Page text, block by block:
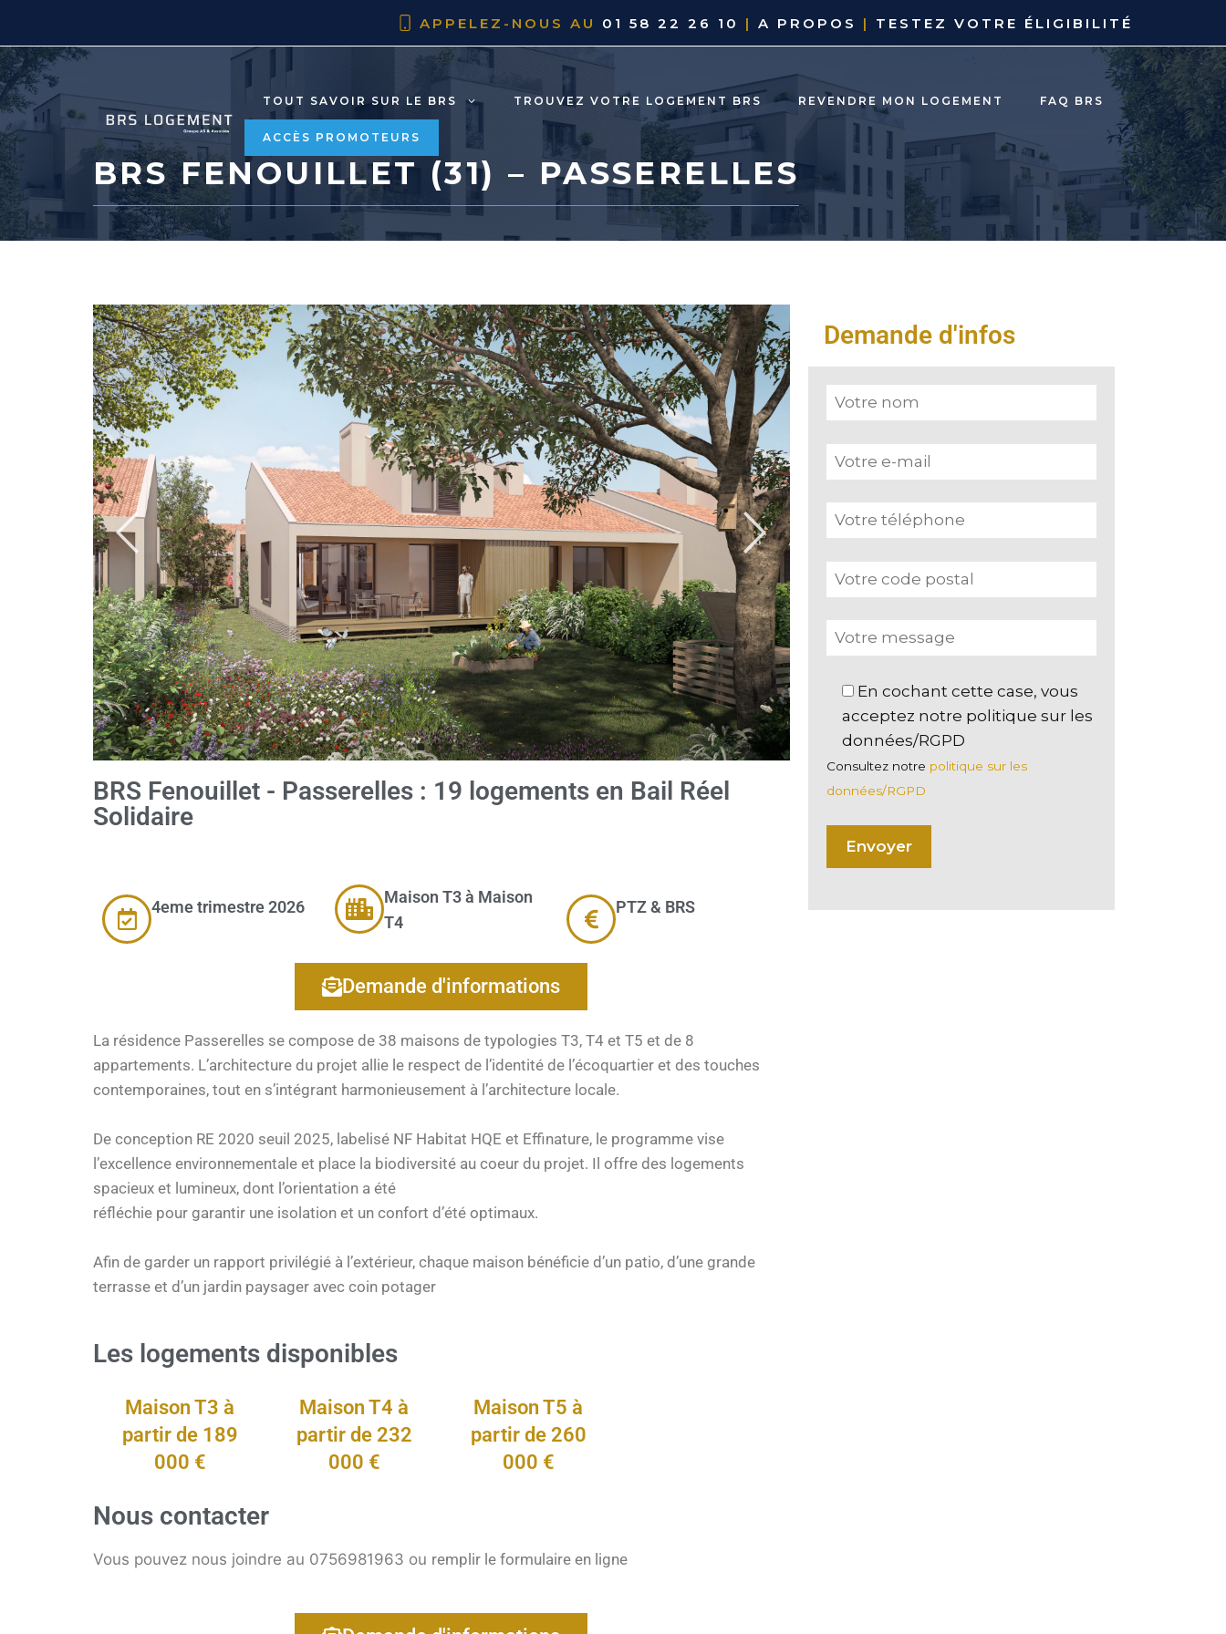
APPELEZ-NOUS AU 01 58 22 26 10 | A PROPOS | TESTEZ VOTRE ÉLIGIBILITÉ
TOUT SAVOIR SUR LE BRS TROUVEZ VOTRE LOGEMENT BRS REVENDRE MON LOGEMENT FAQ BRS
ACCÈS PROMOTEURS
BRS FENOUILLET (31) – PASSERELLES
BRS Fenouillet - Passerelles : 19 logements en Bail Réel
Solidaire
4eme trimestre 2026
Maison T3 à Maison
T4
PTZ & BRS
Demande d'informations
La résidence Passerelles se compose de 38 maisons de typologies T3, T4 et T5 et de 8
appartements. L’architecture du projet allie le respect de l’identité de l’écoquartier et des touches
contemporaines, tout en s’intégrant harmonieusement à l’architecture locale.
De conception RE 2020 seuil 2025, labelisé NF Habitat HQE et Effinature, le programme vise
l’excellence environnementale et place la biodiversité au coeur du projet. Il offre des logements
spacieux et lumineux, dont l’orientation a été
réfléchie pour garantir une isolation et un confort d’été optimaux.
Afin de garder un rapport privilégié à l’extérieur, chaque maison bénéficie d’un patio, d’une grande
terrasse et d’un jardin paysager avec coin potager
Les logements disponibles
Maison T3 à
partir de 189
000 €
Maison T4 à
partir de 232
000 €
Maison T5 à
partir de 260
000 €
Nous contacter
Vous pouvez nous joindre au 0756981963 ou remplir le formulaire en ligne
Demande d'infos
En cochant cette case, vous
acceptez notre politique sur les
données/RGPD
Consultez notre politique sur les
données/RGPD